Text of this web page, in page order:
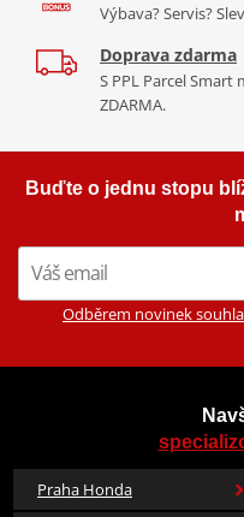
Výbava? Servis?
Doprava zdarma
S PPL Parcel
ZDARMA.
Buďte o jednu stopu
Odběrem novinek
Praha Honda